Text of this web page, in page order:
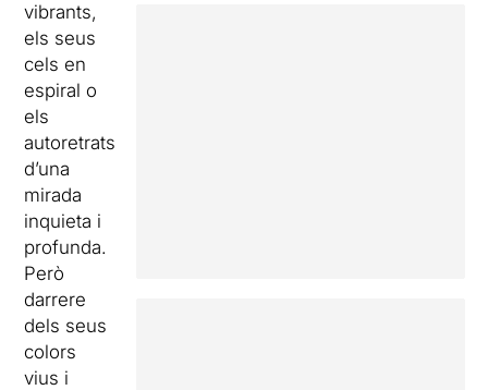
vibrants,
els seus
cels en
espiral o
els
autoretrats
d’una
mirada
inquieta i
profunda.
Però
darrere
dels seus
colors
vius i